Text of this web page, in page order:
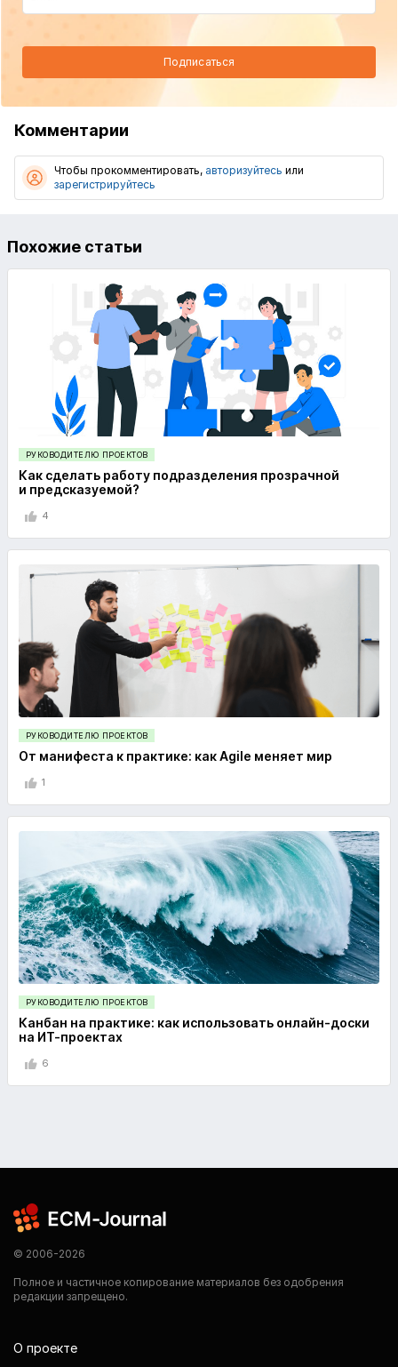
Подписаться
Комментарии
Чтобы прокомментировать, авторизуйтесь или
зарегистрируйтесь
Похожие статьи
РУКОВОДИТЕЛЮ ПРОЕКТОВ
Как сделать работу подразделения прозрачной
и предсказуемой?
4
РУКОВОДИТЕЛЮ ПРОЕКТОВ
От манифеста к практике: как Agile меняет мир
1
РУКОВОДИТЕЛЮ ПРОЕКТОВ
Канбан на практике: как использовать онлайн-доски
на ИТ-проектах
6
© 2006-2026
Полное и частичное копирование материалов без одобрения
редакции запрещено.
О проекте